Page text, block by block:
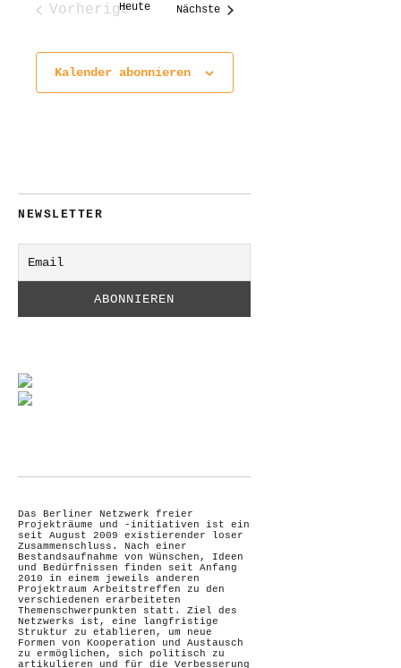
VorherigeHeute NächsteVeranstaltungen
Kalender abonnieren
NEWSLETTER
Das Berliner Netzwerk freier
Projekträume und -initiativen ist ein
seit August 2009 existierender loser
Zusammenschluss. Nach einer
Bestandsaufnahme von Wünschen, Ideen
und Bedürfnissen finden seit Anfang
2010 in einem jeweils anderen
Projektraum Arbeitstreffen zu den
verschiedenen erarbeiteten
Themenschwerpunkten statt. Ziel des
Netzwerks ist, eine langfristige
Struktur zu etablieren, um neue
Formen von Kooperation und Austausch
zu ermöglichen, sich politisch zu
artikulieren und für die Verbesserung